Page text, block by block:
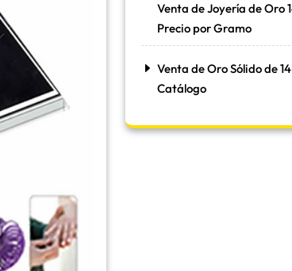
Venta de Joyería de Oro
Precio por Gramo
Venta de Oro Sólido de
Catálogo